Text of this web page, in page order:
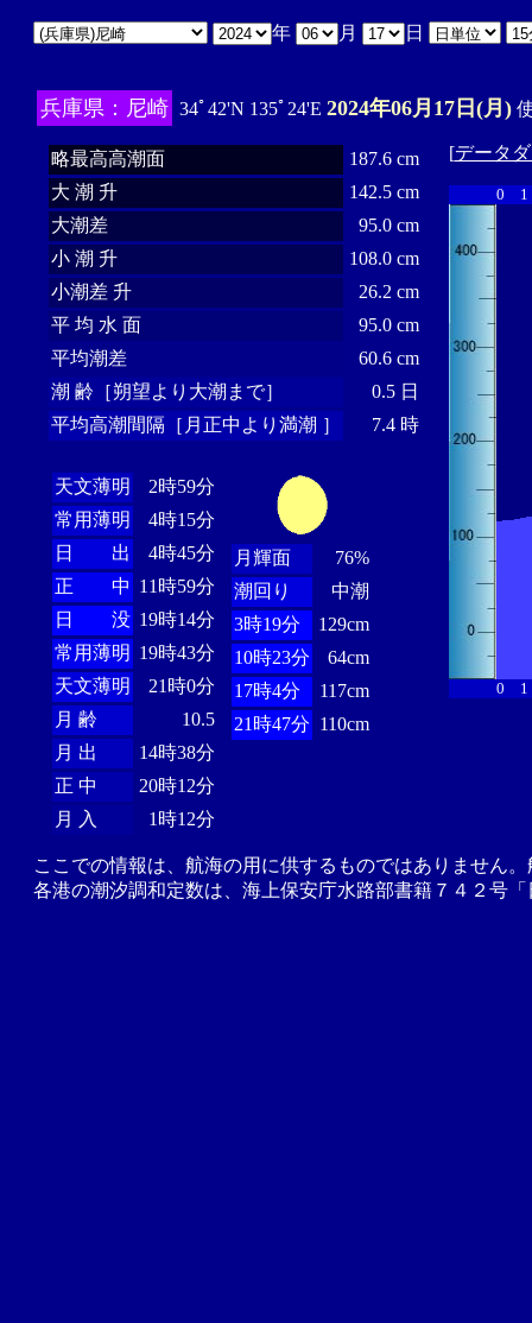
年 月 日
兵庫県：尼崎 34ﾟ42'N 135ﾟ24'E 2024年06月17日(月)
略最高高潮面
187.6 cm
大 潮 升
142.5 cm
大潮差
95.0 cm
小 潮 升
108.0 cm
小潮差 升
26.2 cm
平 均 水 面
95.0 cm
平均潮差
60.6 cm
潮 齢［朔望より大潮まで］
0.5 日
平均高潮間隔［月正中より満潮 ］
7.4 時
天文薄明
2時59分
常用薄明
4時15分
日 出
4時45分
正 中 11時59分
日 没 19時14分
常用薄明 19時43分
天文薄明
21時0分
月 齢
10.5
月 出
14時38分
正 中
20時12分
月 入
1時12分
月輝面
76%
潮回り
中潮
3時19分
129cm
10時23分
64cm
17時4分
117cm
21時47分 110cm
[データ
0 1
0 1
ここでの情報は、航海の用に供するものではありません
各港の潮汐調和定数は、海上保安庁水路部書籍７４２号